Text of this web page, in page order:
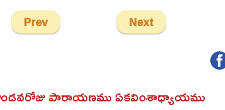
Prev Next
పారాయణము ఏకవింశాధ్యాయము